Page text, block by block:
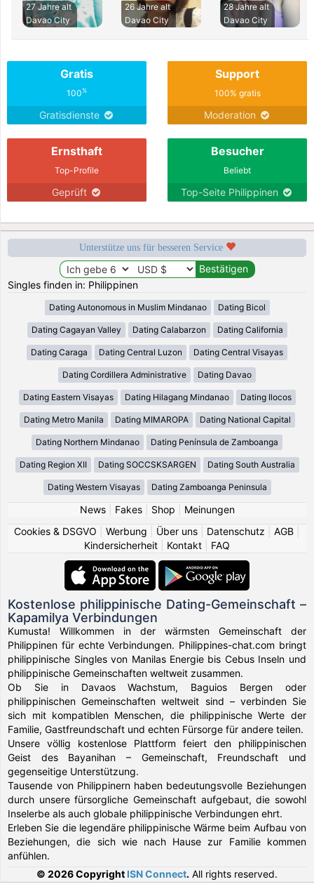
27 Jahre alt
Davao City
26 Jahre alt
Davao City
28 Jahre alt
Davao City
Gratis
100%
Gratisdienste
Support
100% gratis
Moderation
Ernsthaft
Top-Profile
Geprüft
Besucher
Beliebt
Top-Seite Philippinen
Unterstütze uns für besseren Service
Singles finden in: Philippinen
Dating Autonomous in Muslim Mindanao Dating Bicol
Dating Cagayan Valley Dating Calabarzon Dating California
Dating Caraga Dating Central Luzon Dating Central Visayas
Dating Cordillera Administrative Dating Davao
Dating Eastern Visayas Dating Hilagang Mindanao Dating Ilocos
Dating Metro Manila Dating MIMAROPA Dating National Capital
Dating Northern Mindanao Dating Península de Zamboanga
Dating Region XII Dating SOCCSKSARGEN Dating South Australia
Dating Western Visayas Dating Zamboanga Peninsula
News| Fakes| Shop
Meinungen
Cookies & DSGVO
Werbung Über uns Datenschutz AGB
Kindersicherheit
Kontakt FAQ
Kostenlose philippinische Dating-Gemeinschaft –
Kapamilya Verbindungen
Kumusta! Willkommen in der wärmsten Gemeinschaft der
Philippinen für echte Verbindungen. Philippines-chat.com bringt
philippinische Singles von Manilas Energie bis Cebus Inseln und
philippinische Gemeinschaften weltweit zusammen.
Ob Sie in Davaos Wachstum, Baguios Bergen oder
philippinischen Gemeinschaften weltweit sind – verbinden Sie
sich mit kompatiblen Menschen, die philippinische Werte der
Familie, Gastfreundschaft und echten Fürsorge für andere teilen.
Unsere völlig kostenlose Plattform feiert den philippinischen
Geist des Bayanihan – Gemeinschaft, Freundschaft und
gegenseitige Unterstützung.
Tausende von Philippinern haben bedeutungsvolle Beziehungen
durch unsere fürsorgliche Gemeinschaft aufgebaut, die sowohl
Inselerbe als auch globale philippinische Verbindungen ehrt.
Erleben Sie die legendäre philippinische Wärme beim Aufbau von
Beziehungen, die sich wie nach Hause zur Familie kommen
anfühlen.
© 2026 Copyright ISN Connect. All rights reserved.